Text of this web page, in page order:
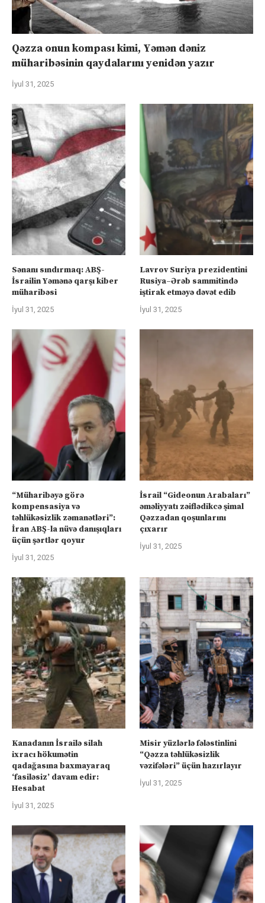
Qəzza onun kompası kimi, Yəmən dəniz
müharibəsinin qaydalarını yenidən yazır
İyul 31, 2025
Sənanı sındırmaq: ABŞ-
İsrailin Yəmənə qarşı kiber
müharibəsi
İyul 31, 2025
Lavrov Suriya prezidentini
Rusiya–Ərəb sammitində
iştirak etməyə dəvət edib
İyul 31, 2025
“Müharibəyə görə
kompensasiya və
təhlükəsizlik zəmanətləri”:
İran ABŞ-la nüvə danışıqları
üçün şərtlər qoyur
İyul 31, 2025
İsrail “Gideonun Arabaları”
əməliyyatı zəiflədikcə şimal
Qəzzadan qoşunlarını
çıxarır
İyul 31, 2025
Kanadanın İsrailə silah
ixracı hökumətin
qadağasına baxmayaraq
‘fasiləsiz’ davam edir:
Hesabat
İyul 31, 2025
Misir yüzlərlə fələstinlini
“Qəzza təhlükəsizlik
vəzifələri” üçün hazırlayır
İyul 31, 2025